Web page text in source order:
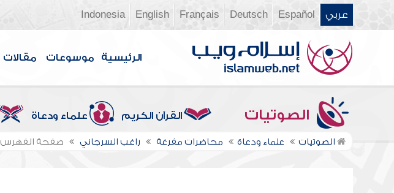
عربي Español
Deutsch
Français
English
Indonesia
الرئيسية موسوعات مقالات
الصوتيات القرآن الكريم علماء ودعاة
الصوتيات علماء ودعاة محاضرات مفرغة راغب السرجاني صفحة الفهرس